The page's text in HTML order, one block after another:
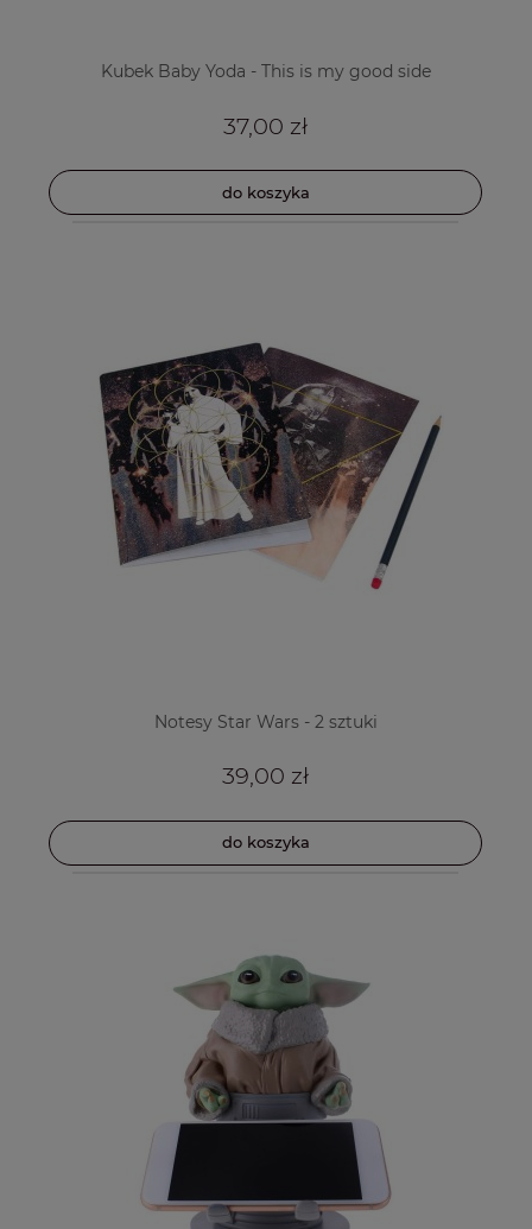
Kubek Baby Yoda - This is my good side
37,00 zł
do koszyka
Notesy Star Wars - 2 sztuki
39,00 zł
do koszyka